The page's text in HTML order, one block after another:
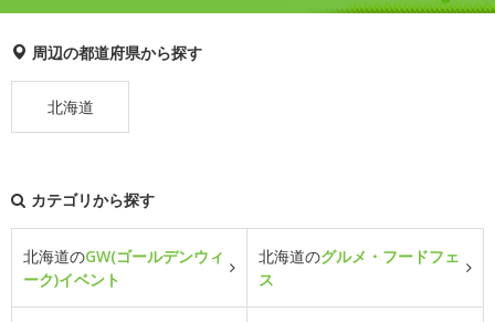
周辺の都道府県から探す
北海道
カテゴリから探す
北海道のGW(ゴールデンウィ
ーク)イベント
北海道のグルメ・フードフェ
ス